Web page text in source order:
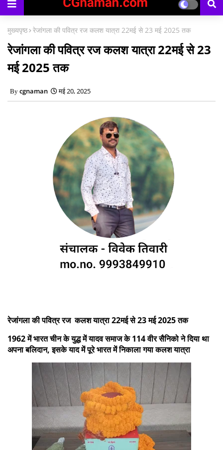
मुख्यपृष्ठ रेजांगला की पवित्र रज कलश यात्रा 22मई से 23 मई 2025 तक
रेजांगला की पवित्र रज कलश यात्रा 22मई से 23
मई 2025 तक
cgnaman मई 20, 2025
रेजांगला की पवित्र रज कलश यात्रा 22मई से 23 मई 2025 तक
1962 में भारत चीन के युद्ध में यादव समाज के 114 वीर सैनिको ने दिया था
अपना बलिदान, इसके याद में पूरे भारत में निकाला गया कलश यात्रा